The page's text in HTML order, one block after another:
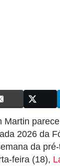
Martin
2026 da
da
feira (18),